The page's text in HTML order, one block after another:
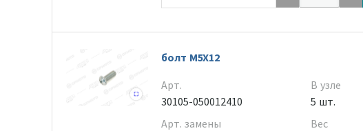
болт M5X12
Арт.
30105-050012410
Арт. замены
В узле
5 шт.
Вес